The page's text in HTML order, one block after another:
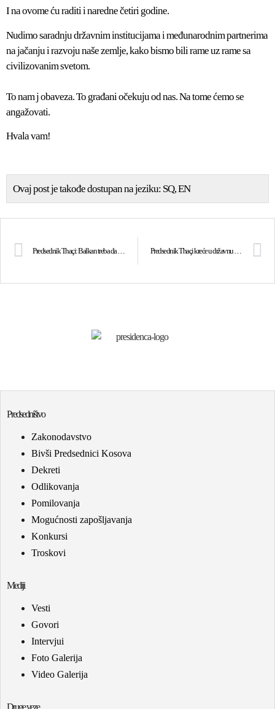
I na ovome ću raditi i naredne četiri godine.
Nudimo saradnju državnim institucijama i međunarodnim partnerima
na jačanju i razvoju naše zemlje, kako bismo bili rame uz rame sa
civilizovanim svetom.
To nam j obaveza. To građani očekuju od nas. Na tome ćemo se
angažovati.
Hvala vam!
Ovaj post je takođe dostupan na jeziku: SQ EN
Predsednik Thaçi: Balkan treba da bude strateški interes EU, a ne tehnički proces Predsednik Thaçi kreće u državnu posetu Turskoj
Predsedništvo
Zakonodavstvo
Bivši Predsednici Kosova
Dekreti
Odlikovanja
Pomilovanja
Mogućnosti zapošljavanja
Konkursi
Troskovi
Mediji
Vesti
Govori
Intervjui
Foto Galerija
Video Galerija